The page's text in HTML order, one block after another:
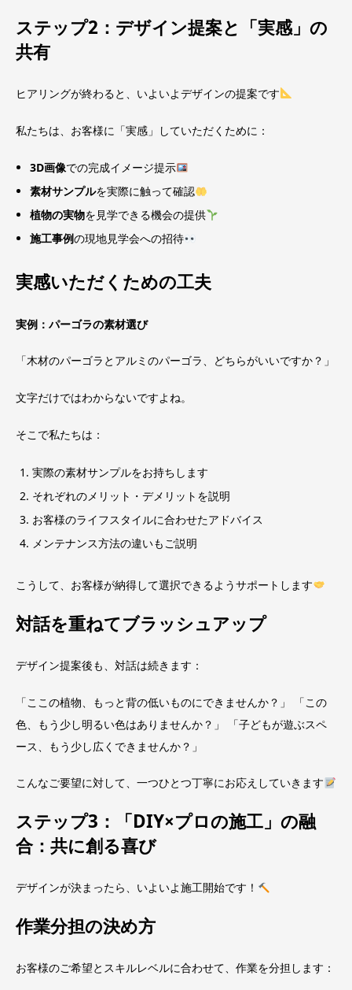
ステップ2：デザイン提案と「実感」の
共有
ヒアリングが終わると、いよいよデザインの提案です
私たちは、お客様に「実感」していただくために：
3D画像での完成イメージ提示
素材サンプルを実際に触って確認
植物の実物を見学できる機会の提供
施工事例の現地見学会への招待
実感いただくための工夫
実例：パーゴラの素材選び
「木材のパーゴラとアルミのパーゴラ、どちらがいいですか？」
文字だけではわからないですよね。
そこで私たちは：
実際の素材サンプルをお持ちします
それぞれのメリット・デメリットを説明
お客様のライフスタイルに合わせたアドバイス
メンテナンス方法の違いもご説明
こうして、お客様が納得して選択できるようサポートします
対話を重ねてブラッシュアップ
デザイン提案後も、対話は続きます：
「ここの植物、もっと背の低いものにできませんか？」 「この
色、もう少し明るい色はありませんか？」 「子どもが遊ぶスペ
ース、もう少し広くできませんか？」
こんなご要望に対して、一つひとつ丁寧にお応えしていきます
ステップ3：「DIY×プロの施工」の融
合：共に創る喜び
デザインが決まったら、いよいよ施工開始です！
作業分担の決め方
お客様のご希望とスキルレベルに合わせて、作業を分担します：